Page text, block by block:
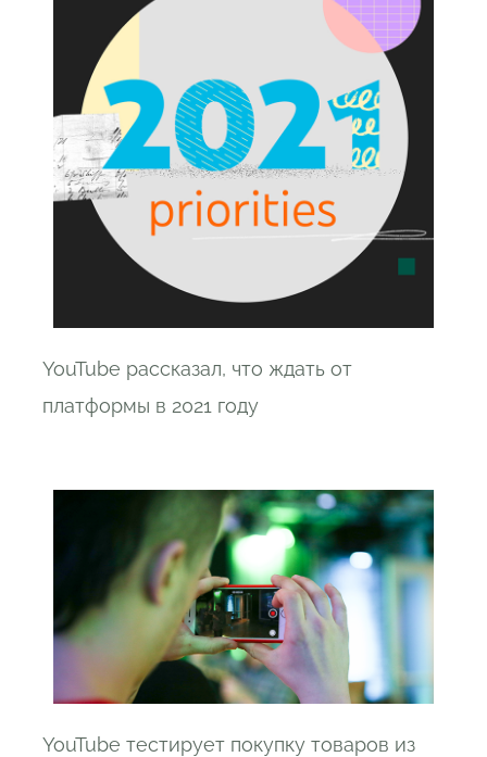
YouTube рассказал, что ждать от
платформы в 2021 году
YouTube тестирует покупку товаров из